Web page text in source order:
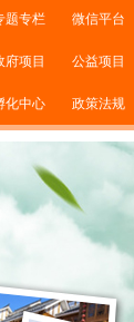
题专栏 微信平台
府项目 公益项目
化中心 政策法规